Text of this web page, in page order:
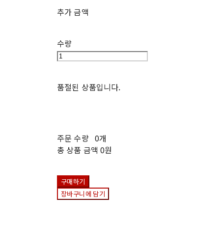
추가 금액
수량
품절된 상품입니다.
주문 수량 0개
총 상품 금액 0원
구매하기
장바구니에 담기